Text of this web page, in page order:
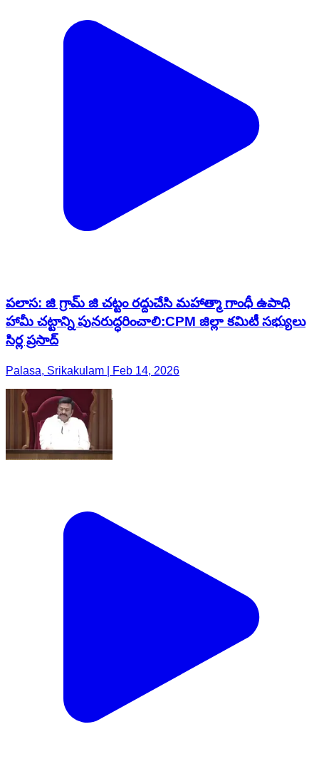
పలాస: జి గ్రామ్ జి చట్టం రద్దుచేసి మహాత్మా గాంధీ ఉపాధి
హామీ చట్టాన్ని పునరుద్ధరించాలి:CPM జిల్లా కమిటీ సభ్యులు
సిర్ల ప్రసాద్
Palasa, Srikakulam | Feb 14, 2026